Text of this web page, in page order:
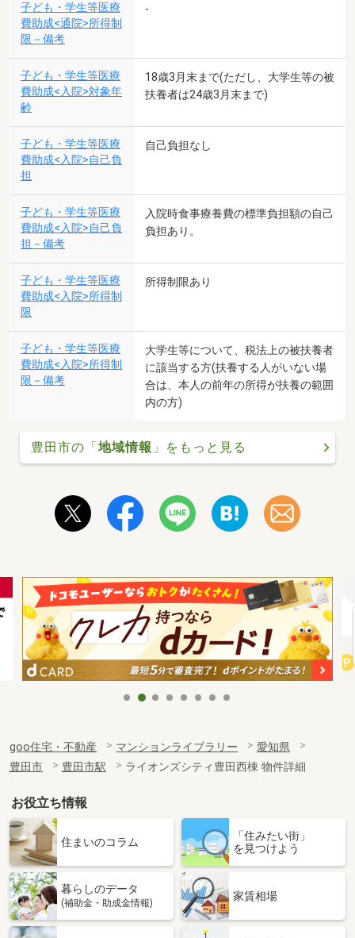
子ども・学生等医療
費助成<通院>所得制
限－備考
-
子ども・学生等医療
費助成<入院>対象年
齢
18歳3月末まで(ただし、大学生等の被
扶養者は24歳3月末まで)
子ども・学生等医療
費助成<入院>自己負
担
自己負担なし
子ども・学生等医療
費助成<入院>自己負
担－備考
入院時食事療養費の標準負担額の自己
負担あり。
子ども・学生等医療
費助成<入院>所得制
限
所得制限あり
子ども・学生等医療
費助成<入院>所得制
限－備考
大学生等について、税法上の被扶養者
に該当する方(扶養する人がいない場
合は、本人の前年の所得が扶養の範囲
内の方)
豊田市の「地域情報 」をもっと見る
goo住宅・不動産 マンションライブラリー
愛知県
豊田市
豊田市駅 ライオンズシティ豊田西棟 物件詳細
お役立ち情報
住まいのコラム
「住みたい街」
を見つけよう
暮らしのデータ
(補助金・助成金情報)
家賃相場